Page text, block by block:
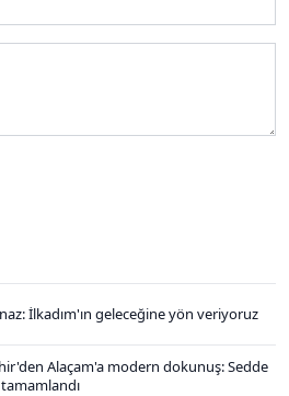
İlkadım'ın geleceğine yön veriyoruz
Alaçam'a modern dokunuş: Sedde